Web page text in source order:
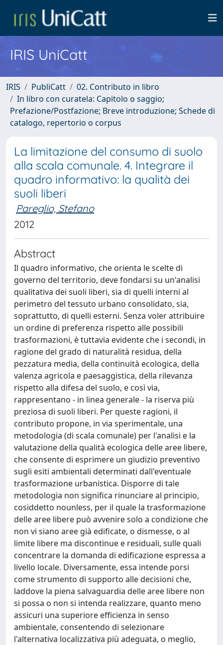
IRIS UniCatt
IRIS PubliCatt
02. Contributo in libro
In libro con curatela: Capitolo o saggio;
Prefazione/Postfazione; Breve introduzione; Schede di
catalogo, repertorio o corpus
La limitazione del consumo di suolo
alla scala comunale. 4. Integrare il
quadro informativo: la qualità dei
suoli liberi
Pareglio, Stefano
2012
Abstract
Il quadro informativo, che orienta le scelte di
governo del territorio, deve fondarsi su un'analisi
qualitativa dei suoli liberi, sia di quelli interni al
perimetro del tessuto urbano consolidato, sia,
soprattutto, di quelli esterni. Senza voler attribuire
un ordine di preferenza rispetto alle possibili
trasformazioni, è tuttavia evidente che i secondi, in
ragione del grado di naturalità residua, della
pezzatura media, della continuità ecologica, della
valenza agricola e paesaggistica, della rilevanza
rispetto alla difesa del suolo, e così via,
rappresentano - in linea generale - la riserva più
preziosa di suoli liberi. Per queste ragioni, il
contributo propone, in via sperimentale, una
metodologia (di scala comunale) per l'analisi e la
valutazione della qualità ecologica delle aree libere,
che consente di esprimere un giudizio preventivo
sugli esiti ambientali determinati dall'eventuale
trasformazione urbanistica. Disporre di tale
metodologia non significa rinunciare al principio,
cosiddetto nounless, per il quale la trasformazione
delle aree libere può avvenire solo a condizione che
non vi siano aree già edificate, o dismesse, o al
limite libere ma discontinue e residuali, sulle quali
concentrare la domanda di edificazione espressa a
livello locale. Diversamente, essa intende porsi
come strumento di supporto alle decisioni che,
laddove la piena salvaguardia delle aree libere non
si possa o non si intenda realizzare, quanto meno
assicuri una superiore efficienza in senso
ambientale, consentendo di selezionare
l'alternativa localizzativa più adeguata, o meglio,